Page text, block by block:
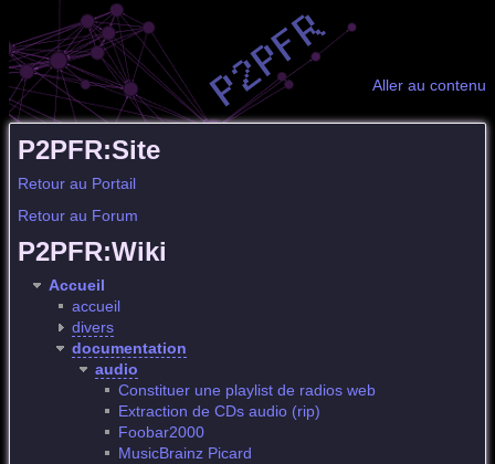
Aller au contenu
P2PFR:Site
Retour au Portail
Retour au Forum
P2PFR:Wiki
Accueil
accueil
divers
documentation
audio
Constituer une playlist de radios web
Extraction de CDs audio (rip)
Foobar2000
MusicBrainz Picard